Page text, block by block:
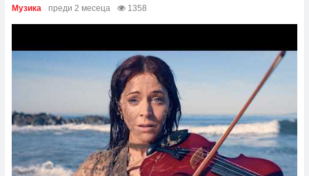
Музика преди 2 месеца 1358